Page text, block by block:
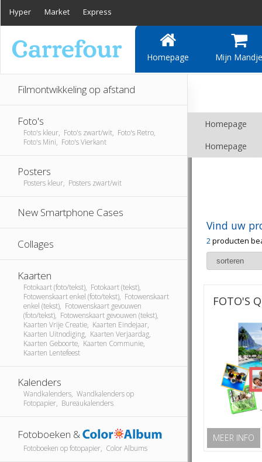
Hyper Market Express
Homepage Mijn Mandje
Filmontwikkeling op afstand
Foto's
Foto's kleur, Foto's zwart/wit, Foto's Retro,
Foto's Mini, Foto's Vierkant
Posters
Posters kleur, Posters zwart/wit
New Smartphone Cases
Collages
Kaarten
Fotokaart (foto/tekst), Fotokaart (tekst),
Fotowenskaart enkel (foto/tekst), Fotowenskaart
enkel (tekst), Fotowenskaart gevouwen
(foto/tekst), Fotowenskaart gevouwen (tekst),
Kaarten Vrije Creatie, Kaarten Eindejaar,
Kaarten Uitnodiging, Kaarten Verjaardag,
Kaarten Geboorte, Kaarten Communie,
Kaarten Lentefeest
Kalenders
Wandkalenders, Wandkalenders op
Fotopapier, Bureaukalenders
Fotoboeken &
Fotoboeken op fotopapier, Color Albums
Homepage
Homepage
Vind uw
2producten
FOTO'S
MEER INFO